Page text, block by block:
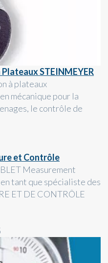
STEINMEYER
à plateaux
mécanique pour la
le contrôle de
et Contrôle
Measurement
tant que spécialiste des
ET DE CONTRÔLE